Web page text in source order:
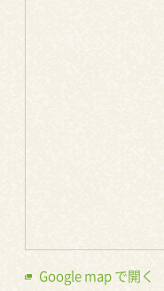
Google map で開く